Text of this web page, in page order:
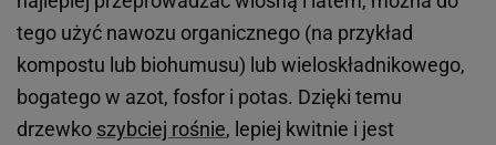
tego użyć nawozu organicznego (na przykład
kompostu lub biohumusu) lub wieloskładnikowego,
bogatego w azot, fosfor i potas. Dzięki temu
drzewko szybciej rośnie, lepiej kwitnie i jest